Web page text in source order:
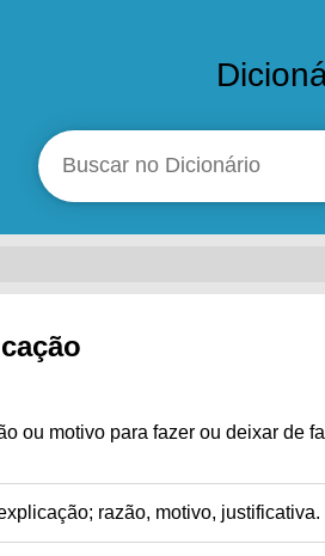
ou motivo para fazer ou deixar de
razão, motivo, justificativa.